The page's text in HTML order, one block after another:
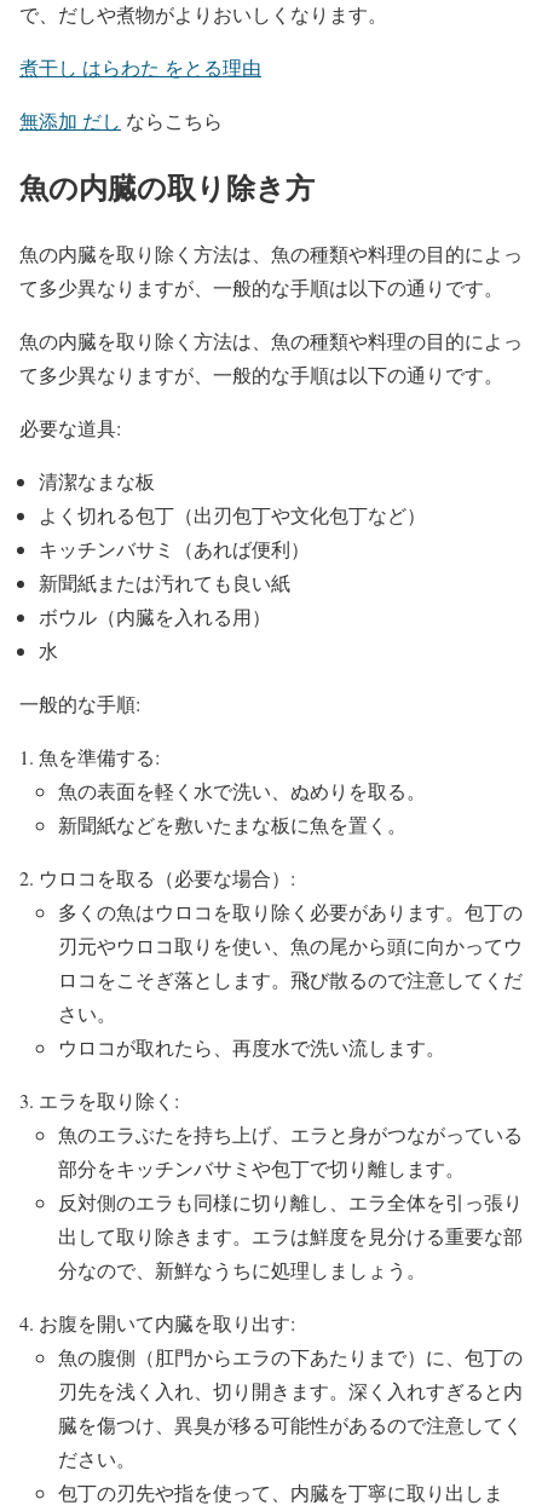
で、だしや煮物がよりおいしくなります。
煮干し はらわた をとる理由
無添加 だし ならこちら
魚の内臓の取り除き方
魚の内臓を取り除く方法は、魚の種類や料理の目的によっ
て多少異なりますが、一般的な手順は以下の通りです。
魚の内臓を取り除く方法は、魚の種類や料理の目的によっ
て多少異なりますが、一般的な手順は以下の通りです。
必要な道具:
清潔なまな板
よく切れる包丁（出刃包丁や文化包丁など）
キッチンバサミ（あれば便利）
新聞紙または汚れても良い紙
ボウル（内臓を入れる用）
水
一般的な手順:
魚を準備する:
魚の表面を軽く水で洗い、ぬめりを取る。
新聞紙などを敷いたまな板に魚を置く。
ウロコを取る（必要な場合）:
多くの魚はウロコを取り除く必要があります。包丁の
刃元やウロコ取りを使い、魚の尾から頭に向かってウ
ロコをこそぎ落とします。飛び散るので注意してくだ
さい。
ウロコが取れたら、再度水で洗い流します。
エラを取り除く:
魚のエラぶたを持ち上げ、エラと身がつながっている
部分をキッチンバサミや包丁で切り離します。
反対側のエラも同様に切り離し、エラ全体を引っ張り
出して取り除きます。エラは鮮度を見分ける重要な部
分なので、新鮮なうちに処理しましょう。
お腹を開いて内臓を取り出す:
魚の腹側（肛門からエラの下あたりまで）に、包丁の
刃先を浅く入れ、切り開きます。深く入れすぎると内
臓を傷つけ、異臭が移る可能性があるので注意してく
ださい。
包丁の刃先や指を使って、内臓を丁寧に取り出しま